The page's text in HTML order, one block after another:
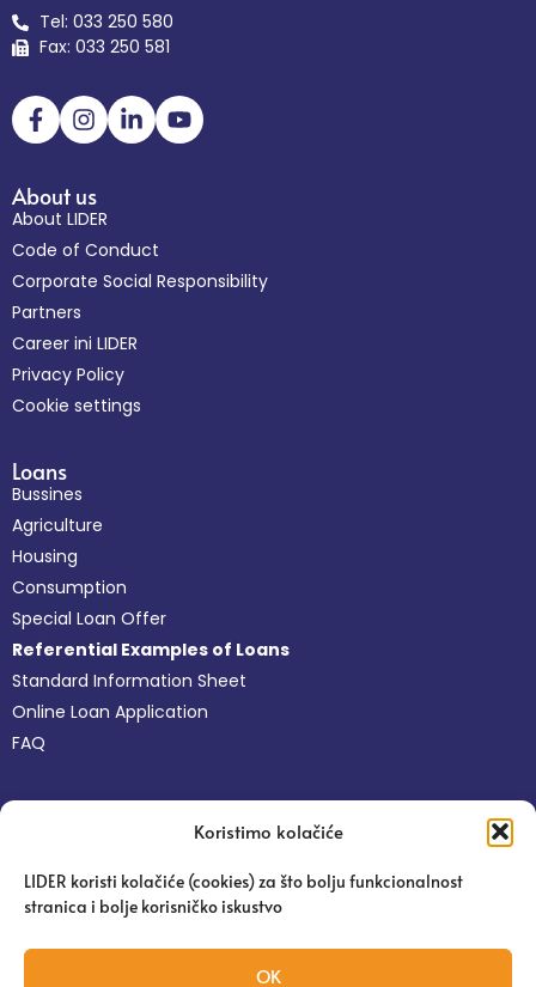
Koristimo kolačiće
LIDER koristi kolačiće (cookies) za što bolju funkcionalnost
stranica i bolje korisničko iskustvo
OK
Tel: 033 250 580
Fax: 033 250 581
About us
About LIDER
Code of Conduct
Corporate Social Responsibility
Partners
Career ini LIDER
Privacy Policy
Cookie settings
Loans
Bussines
Agriculture
Housing
Consumption
Special Loan Offer
Referential Examples of Loans
Standard Information Sheet
Online Loan Application
FAQ
Non-financial Services
Free Business Services
Agronomist Advice
Success Client Stories